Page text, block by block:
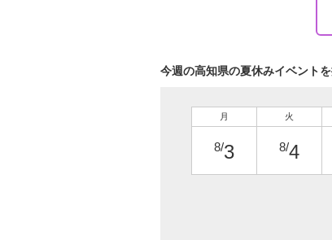
今週の高知県の夏休みイベント
月
8/3
火
8/4